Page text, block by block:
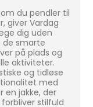
du pendler til
giver Vardag
dig uden
de smarte
på plads og
aktiviteter.
og tidløse
med
en jakke, der
stilfuld